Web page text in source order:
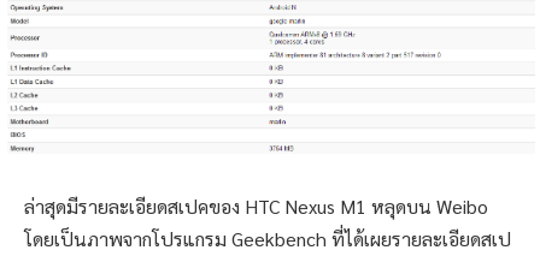
ล่าสุดมีรายละเอียดสเปคของ HTC Nexus M1 หลุดบน Weibo
โดยเป็นภาพจากโปรแกรม Geekbench ที่ได้เผยรายละเอียดสเป